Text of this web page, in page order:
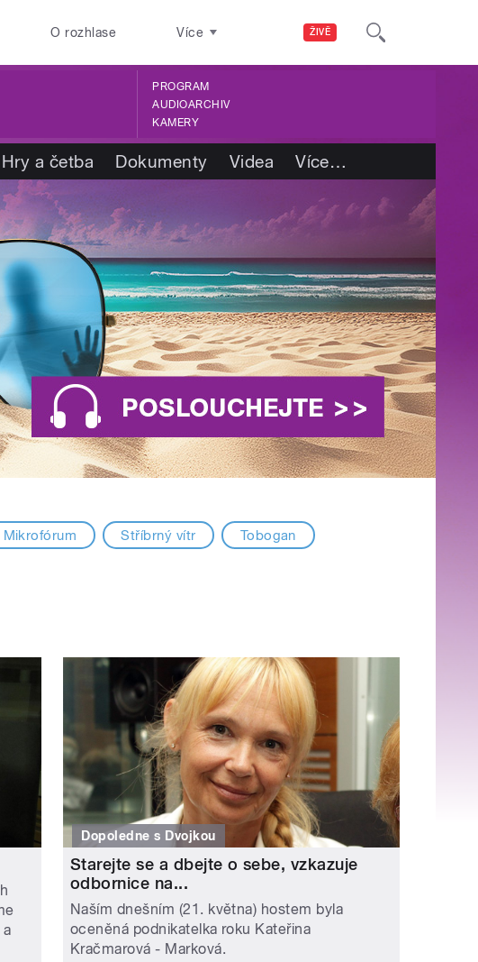
ŽIVĚ
O rozhlase Více
PROGRAM
AUDIOARCHIV
KAMERY
Hry a četba Dokumenty Videa Více…
Mikrofórum Stříbrný vítr Tobogan
Dopoledne s Dvojkou
Starejte se a dbejte o sebe, vzkazuje
odbornice na...
Naším dnešním (21. května) hostem byla
oceněná podnikatelka roku Kateřina
Kračmarová - Marková.